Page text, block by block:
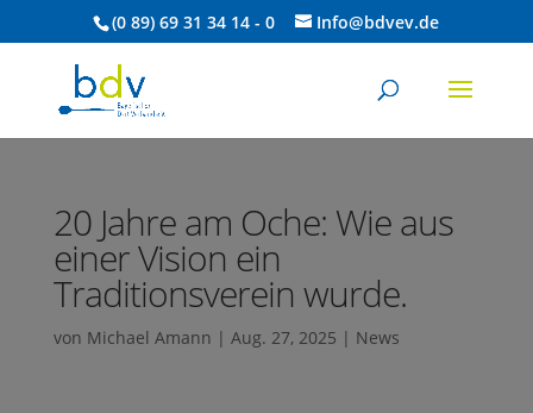
(0 89) 69 31 34 14 - 0 Info@bdvev.de
20 Jahre am Oche: Wie aus
einer Vision ein
Traditionsverein wurde.
von Michael Amann | Aug. 27, 2025 | News